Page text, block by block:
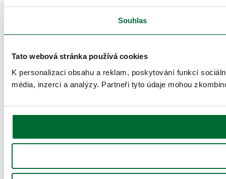
Souhlas
Tato webová stránka používá cookies
K personalizaci obsahu a reklam, poskytování funkcí
média, inzerci a analýzy. Partneři tyto údaje mohou